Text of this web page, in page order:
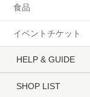
食品
イベントチケット
HELP & GUIDE
SHOP LIST